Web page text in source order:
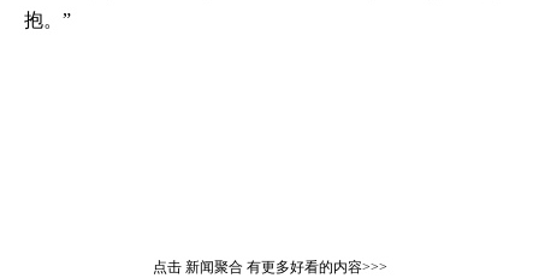
抱。”
点击 新闻聚合有更多好看的内容>>>